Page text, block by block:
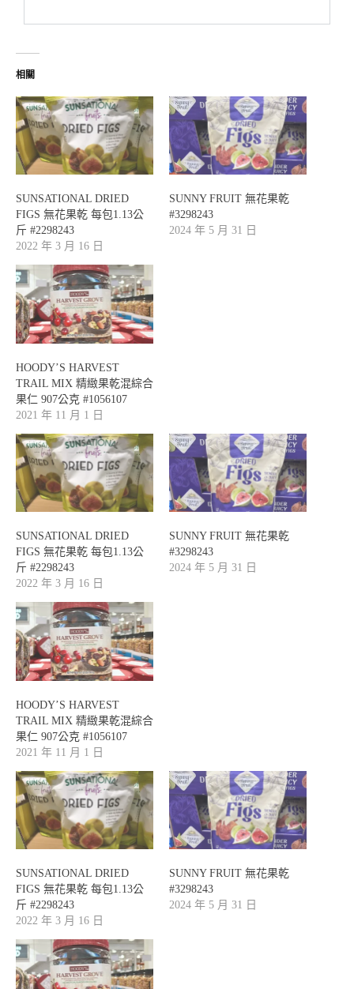
相關
SUNSATIONAL DRIED
FIGS 無花果乾 每包1.13公
斤 #2298243
2022 年 3 月 16 日
SUNNY FRUIT 無花果乾
#3298243
2024 年 5 月 31 日
HOODY’S HARVEST
TRAIL MIX 精緻果乾混綜合
果仁 907公克 #1056107
2021 年 11 月 1 日
SUNSATIONAL DRIED
FIGS 無花果乾 每包1.13公
斤 #2298243
2022 年 3 月 16 日
SUNNY FRUIT 無花果乾
#3298243
2024 年 5 月 31 日
HOODY’S HARVEST
TRAIL MIX 精緻果乾混綜合
果仁 907公克 #1056107
2021 年 11 月 1 日
SUNSATIONAL DRIED
FIGS 無花果乾 每包1.13公
斤 #2298243
2022 年 3 月 16 日
SUNNY FRUIT 無花果乾
#3298243
2024 年 5 月 31 日